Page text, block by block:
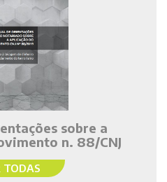
sobre a
n. 88/CNJ
TODAS